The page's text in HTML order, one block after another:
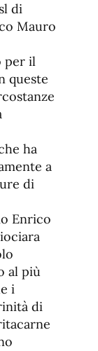
di
Mauro
per il
queste
ha
a
di
Enrico
al più
i
di